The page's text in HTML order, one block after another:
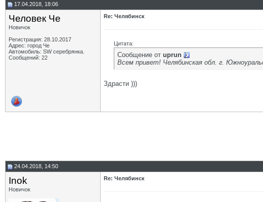
17.04.2018, 18:06
Человек Че
Новичок
Регистрация: 28.10.2017
Адрес: город Че
Автомобиль: SW серебрянка.
Сообщений: 22
Re: Челябинск
Цитата:
Сообщение от uprun
Всем привет! Челябинская обл. г.
Здрасти )))
24.04.2018, 14:50
Inok
Новичок
Re: Челябинск